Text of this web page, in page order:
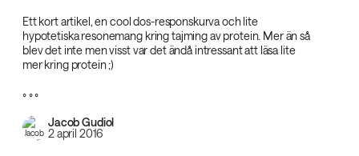
Ett kort artikel, en cool dos-responskurva och lite
hypotetiska resonemang kring tajming av protein. Mer än så
blev det inte men visst var det ändå intressant att läsa lite
mer kring protein ;)
° ° °
Jacob Gudiol
2 april 2016